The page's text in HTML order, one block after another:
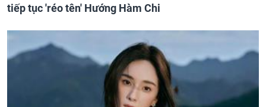
tiếp tục 'réo tên' Hướng Hàm Chi